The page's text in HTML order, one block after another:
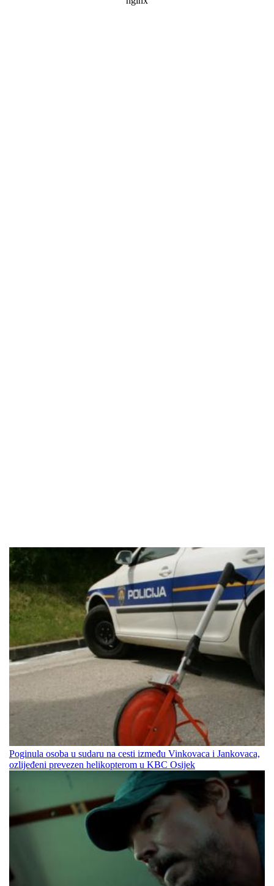
Poginula osoba u sudaru na cesti između Vinkovaca i Jankovaca,
ozlijeđeni prevezen helikopterom u KBC Osijek